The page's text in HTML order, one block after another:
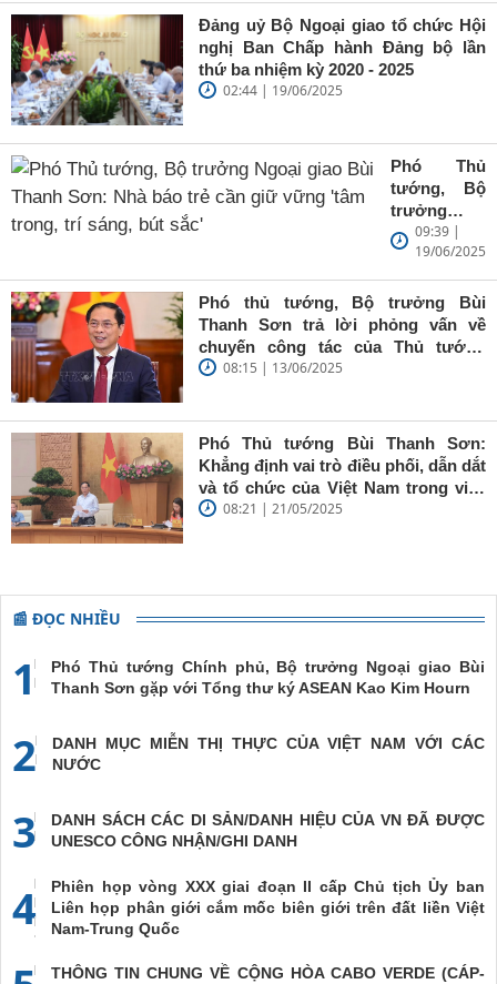
Đảng uỷ Bộ Ngoại giao tổ chức Hội
nghị Ban Chấp hành Đảng bộ lần
thứ ba nhiệm kỳ 2020 - 2025
02:44 | 19/06/2025
Phó Thủ
tướng, Bộ
trưởng
Ngoại giao
Bùi Thanh
Sơn: Nhà
báo trẻ cần
giữ vững
'tâm trong,
09:39 |
19/06/2025
Phó thủ tướng, Bộ trưởng Bùi
Thanh Sơn trả lời phỏng vấn về
chuyến công tác của Thủ tướng
Chính phủ đến Estonia, Pháp và
08:15 | 13/06/2025
Phó Thủ tướng Bùi Thanh Sơn:
Khẳng định vai trò điều phối, dẫn dắt
và tổ chức của Việt Nam trong việc
đề cao chủ nghĩa đa phương, đoàn
08:21 | 21/05/2025
📰 ĐỌC NHIỀU
1
Phó Thủ tướng Chính phủ, Bộ trưởng Ngoại giao Bùi
Thanh Sơn gặp với Tổng thư ký ASEAN Kao Kim Hourn
2
DANH MỤC MIỄN THỊ THỰC CỦA VIỆT NAM VỚI CÁC
NƯỚC
3
DANH SÁCH CÁC DI SẢN/DANH HIỆU CỦA VN ĐÃ ĐƯỢC
UNESCO CÔNG NHẬN/GHI DANH
4
Phiên họp vòng XXX giai đoạn II cấp Chủ tịch Ủy ban
Liên họp phân giới cắm mốc biên giới trên đất liền Việt
Nam-Trung Quốc
THÔNG TIN CHUNG VỀ CỘNG HÒA CABO VERDE (CÁP-